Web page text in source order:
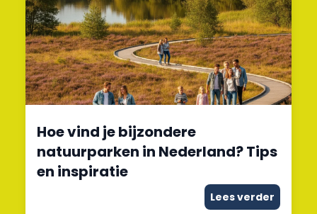
Hoe vind je bijzondere
natuurparken in Nederland? Tips
en inspiratie
Lees verder